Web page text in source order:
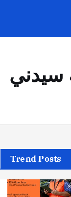
سيدني
Trend Posts